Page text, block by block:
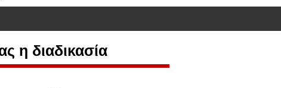
η διαδικασία